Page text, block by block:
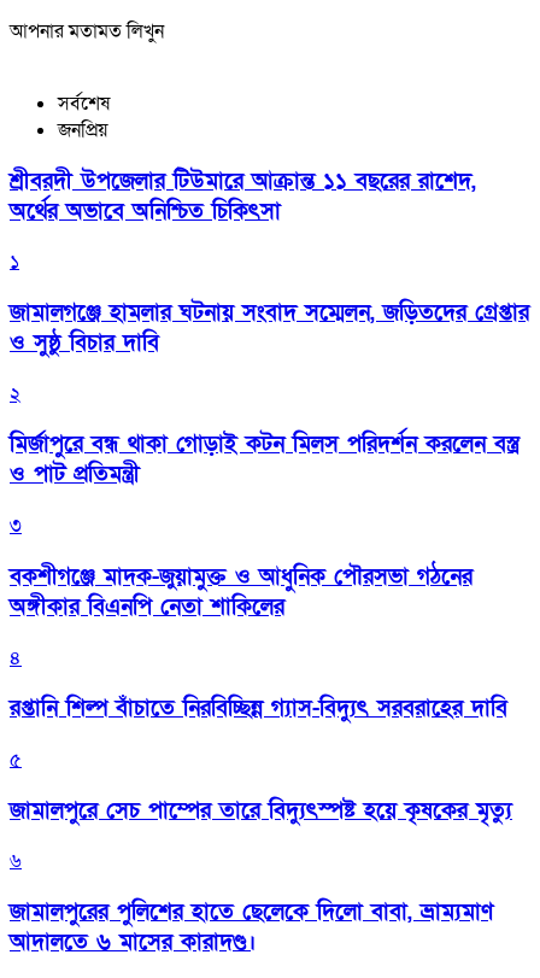
আপনার মতামত লিখুন
সর্বশেষ
জনপ্রিয়
শ্রীবরদী উপজেলার টিউমারে আক্রান্ত ১১ বছরের রাশেদ,
অর্থের অভাবে অনিশ্চিত চিকিৎসা
১
জামালগঞ্জে হামলার ঘটনায় সংবাদ সম্মেলন, জড়িতদের গ্রেপ্তার
ও সুষ্ঠু বিচার দাবি
২
মির্জাপুরে বন্ধ থাকা গোড়াই কটন মিলস পরিদর্শন করলেন বস্ত্র
ও পাট প্রতিমন্ত্রী
৩
বকশীগঞ্জে মাদক-জুয়ামুক্ত ও আধুনিক পৌরসভা গঠনের
অঙ্গীকার বিএনপি নেতা শাকিলের
৪
রপ্তানি শিল্প বাঁচাতে নিরবিচ্ছিন্ন গ্যাস-বিদ্যুৎ সরবরাহের দাবি
৫
জামালপুরে সেচ পাম্পের তারে বিদ্যুৎস্পষ্ট হয়ে কৃষকের মৃত্যু
৬
জামালপুরের পুলিশের হাতে ছেলেকে দিলো বাবা, ভ্রাম্যমাণ
আদালতে ৬ মাসের কারাদণ্ড।